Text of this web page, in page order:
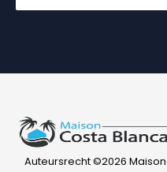
Auteursrecht ©2026